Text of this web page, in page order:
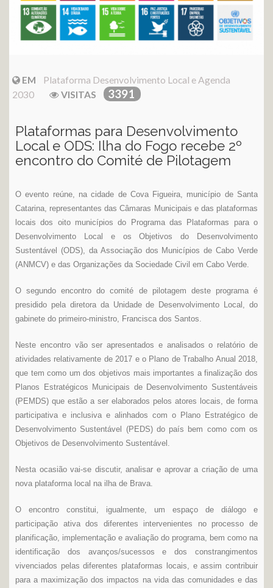
EM
Plataforma Desenvolvimento Local e Agenda
2030
VISITAS 3391
Plataformas para Desenvolvimento
Local e ODS: Ilha do Fogo recebe 2º
encontro do Comité de Pilotagem
O evento reúne, na cidade de Cova Figueira, município de Santa
Catarina, representantes das Câmaras Municipais e das plataformas
locais dos oito municípios do Programa das Plataformas para o
Desenvolvimento Local e os Objetivos do Desenvolvimento
Sustentável (ODS), da Associação dos Municípios de Cabo Verde
(ANMCV) e das Organizações da Sociedade Civil em Cabo Verde.
O segundo encontro do comité de pilotagem deste programa é
presidido pela diretora da Unidade de Desenvolvimento Local, do
gabinete do primeiro-ministro, Francisca dos Santos.
Neste encontro vão ser apresentados e analisados o relatório de
atividades relativamente de 2017 e o Plano de Trabalho Anual 2018,
que tem como um dos objetivos mais importantes a finalização dos
Planos Estratégicos Municipais de Desenvolvimento Sustentáveis
(PEMDS) que estão a ser elaborados pelos atores locais, de forma
participativa e inclusiva e alinhados com o Plano Estratégico de
Desenvolvimento Sustentável (PEDS) do país bem como com os
Objetivos de Desenvolvimento Sustentável.
Nesta ocasião vai-se discutir, analisar e aprovar a criação de uma
nova plataforma local na ilha de Brava.
O encontro constitui, igualmente, um espaço de diálogo e
participação ativa dos diferentes intervenientes no processo de
planificação, implementação e avaliação do programa, bem como na
identificação dos avanços/sucessos e dos constrangimentos
vivenciados pelas diferentes plataformas locais, e assim contribuir
para a maximização dos impactos na vida das comunidades e das